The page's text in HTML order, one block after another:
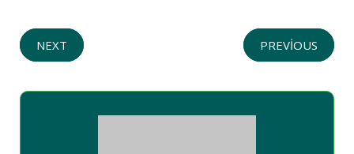
NEXT PREVIOUS